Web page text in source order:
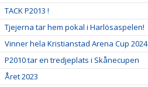
TACK P2013 !
Tjejerna tar hem pokal i Harlösaspelen!
Vinner hela Kristianstad Arena Cup 2024
P2010 tar en tredjeplats i Skånecupen
Året 2023